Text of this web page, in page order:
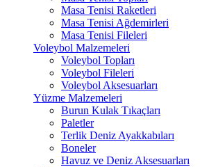
Masa Tenisi Raketleri
Masa Tenisi Ağdemirleri
Masa Tenisi Fileleri
Voleybol Malzemeleri
Voleybol Topları
Voleybol Fileleri
Voleybol Aksesuarları
Yüzme Malzemeleri
Burun Kulak Tıkaçları
Paletler
Terlik Deniz Ayakkabıları
Boneler
Havuz ve Deniz Aksesuarları